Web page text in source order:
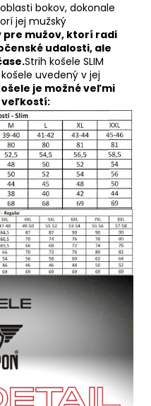
bokov, dokonale
jej mužský
mužov, ktorí radi
udalosti, ale
Strih košele SLIM
košele uvedený v jej
je možné veľmi